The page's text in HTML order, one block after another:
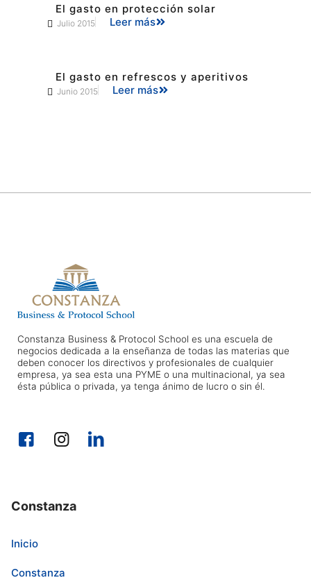
El gasto en protección solar
Julio 2015 Leer más
El gasto en refrescos y aperitivos
Junio 2015 Leer más
Constanza Business & Protocol School es una escuela de
negocios dedicada a la enseñanza de todas las materias que
deben conocer los directivos y profesionales de cualquier
empresa, ya sea esta una PYME o una multinacional, ya sea
ésta pública o privada, ya tenga ánimo de lucro o sin él.
Constanza
Inicio
Constanza